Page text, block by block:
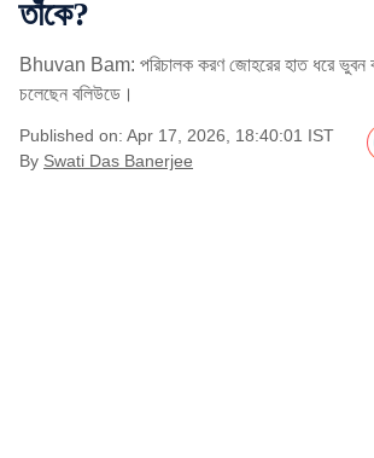
তাঁকে?
Bhuvan Bam: পরিচালক করণ জোহরের হাত ধরে ভুবন
চলেছেন বলিউডে।
Published on: Apr 17, 2026, 18:40:01 IST
By Swati Das Banerjee